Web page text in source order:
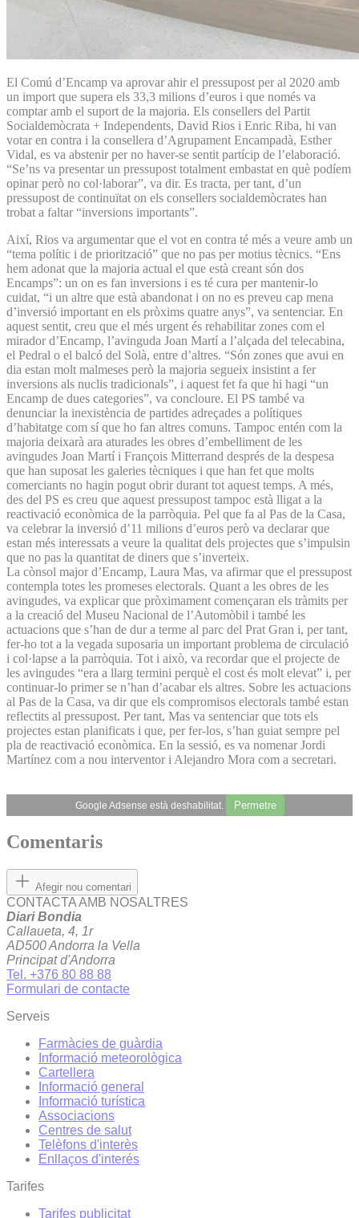
El Comú d’Encamp va aprovar ahir el pressupost per al 2020 amb
un import que supera els 33,3 milions d’euros i que només va
comptar amb el suport de la majoria. Els consellers del Partit
Socialdemòcrata + Independents, David Rios i Enric Riba, hi van
votar en contra i la consellera d’Agrupament Encampadà, Esther
Vidal, es va abstenir per no haver-se sentit partícip de l’elaboració.
“Se’ns va presentar un pressupost totalment embastat en què podíem
opinar però no col·laborar”, va dir. Es tracta, per tant, d’un
pressupost de continuïtat on els consellers socialdemòcrates han
trobat a faltar “inversions importants”.
Així, Rios va argumentar que el vot en contra té més a veure amb un
“tema polític i de priorització” que no pas per motius tècnics. “Ens
hem adonat que la majoria actual el que està creant són dos
Encamps”: un on es fan inversions i es té cura per mantenir-lo
cuidat, “i un altre que està abandonat i on no es preveu cap mena
d’inversió important en els pròxims quatre anys”, va sentenciar. En
aquest sentit, creu que el més urgent és rehabilitar zones com el
mirador d’Encamp, l’avinguda Joan Martí a l’alçada del telecabina,
el Pedral o el balcó del Solà, entre d’altres. “Són zones que avui en
dia estan molt malmeses però la majoria segueix insistint a fer
inversions als nuclis tradicionals”, i aquest fet fa que hi hagi “un
Encamp de dues categories”, va concloure. El PS també va
denunciar la inexistència de partides adreçades a polítiques
d’habitatge com sí que ho fan altres comuns. Tampoc entén com la
majoria deixarà ara aturades les obres d’embelliment de les
avingudes Joan Martí i François Mitterrand després de la despesa
que han suposat les galeries tècniques i que han fet que molts
comerciants no hagin pogut obrir durant tot aquest temps. A més,
des del PS es creu que aquest pressupost tampoc està lligat a la
reactivació econòmica de la parròquia. Pel que fa al Pas de la Casa,
va celebrar la inversió d’11 milions d’euros però va declarar que
estan més interessats a veure la qualitat dels projectes que s’impulsin
que no pas la quantitat de diners que s’inverteix.
La cònsol major d’Encamp, Laura Mas, va afirmar que el pressupost
contempla totes les promeses electorals. Quant a les obres de les
avingudes, va explicar que pròximament començaran els tràmits per
a la creació del Museu Nacional de l’Automòbil i també les
actuacions que s’han de dur a terme al parc del Prat Gran i, per tant,
fer-ho tot a la vegada suposaria un important problema de circulació
i col·lapse a la parròquia. Tot i això, va recordar que el projecte de
les avingudes “era a llarg termini perquè el cost és molt elevat” i, per
continuar-lo primer se n’han d’acabar els altres. Sobre les actuacions
al Pas de la Casa, va dir que els compromisos electorals també estan
reflectits al pressupost. Per tant, Mas va sentenciar que tots els
projectes estan planificats i que, per fer-los, s’han guiat sempre pel
pla de reactivació econòmica. En la sessió, es va nomenar Jordi
Martínez com a nou interventor i Alejandro Mora com a secretari.
Google Adsense està deshabilitat. Permetre
Comentaris
Afegir nou comentari
CONTACTA AMB NOSALTRES
Diari Bondia
Callaueta, 4, 1r
AD500 Andorra la Vella
Principat d'Andorra
Tel. +376 80 88 88
Formulari de contacte
Serveis
Farmàcies de guàrdia
Informació meteorològica
Cartellera
Informació general
Informació turística
Associacions
Centres de salut
Telèfons d'interès
Enllaços d'interés
Tarifes
Tarifes publicitat